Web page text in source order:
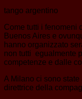
tango argentino
Come tutti i fenomeni
Buenos Aires e
hanno organizzato
non tutti egualmente
competenze e dalle
A Milano ci sono
direttrice della